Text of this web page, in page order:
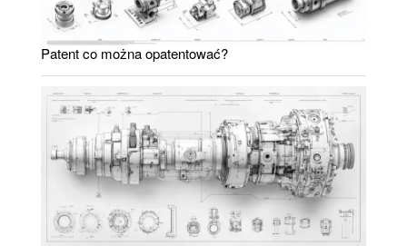
Patent co można opatentować?